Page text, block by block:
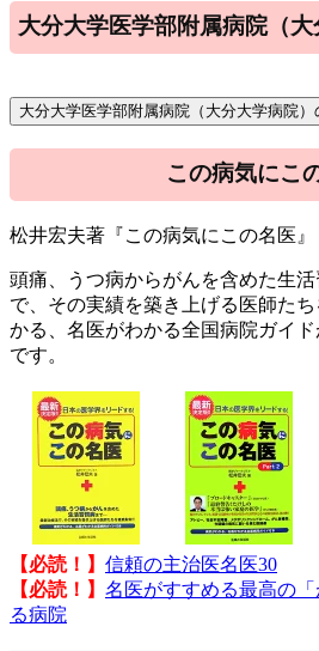
大分大学医学部附属病院（
この病気にこ
松井宏夫著『この病気にこの名医』
頭痛、うつ病からがんを含めた生
で、その実績を築き上げる医師た
かる、名医がわかる全国病院ガイ
です。
【必読！】 信頼の主治医名医30
【必読！】 名医がすすめる最高の
る病院